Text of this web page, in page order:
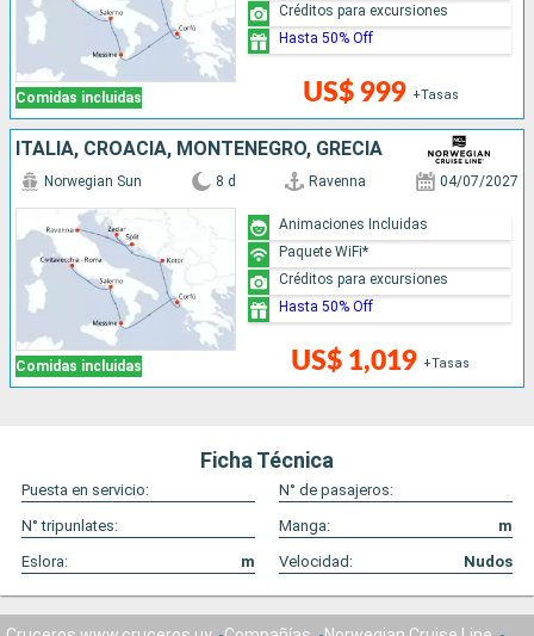
Comidas incluidas US$ 999 +Tasas
Créditos para excursiones
Hasta 50% Off
ITALIA, CROACIA, MONTENEGRO, GRECIA
Comidas incluidas
Norwegian Sun 8 d Ravenna 04/07/2027
US$ 1,019 +Tasas
Animaciones Incluidas
Paquete WiFi*
Créditos para excursiones
Hasta 50% Off
Ficha Técnica
Puesta en servicio:
N° de pasajeros:
N° tripunlates:
Manga:
m
Eslora:
m Velocidad: Nudos